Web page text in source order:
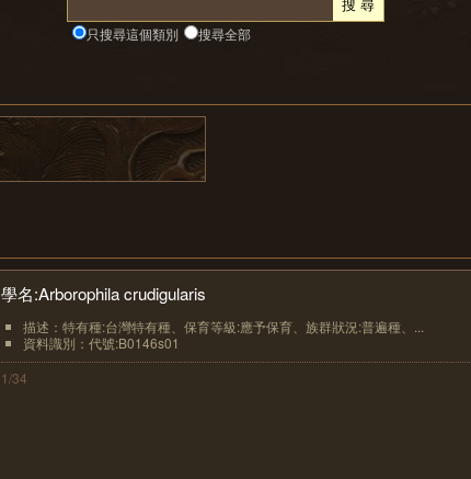
只搜尋這個類別 搜尋全部
學名:Arborophila crudigularis
描述：特有種:台灣特有種、保育等級:應予保育、族群狀況:普遍種、...
資料識別：代號:B0146s01
1/34